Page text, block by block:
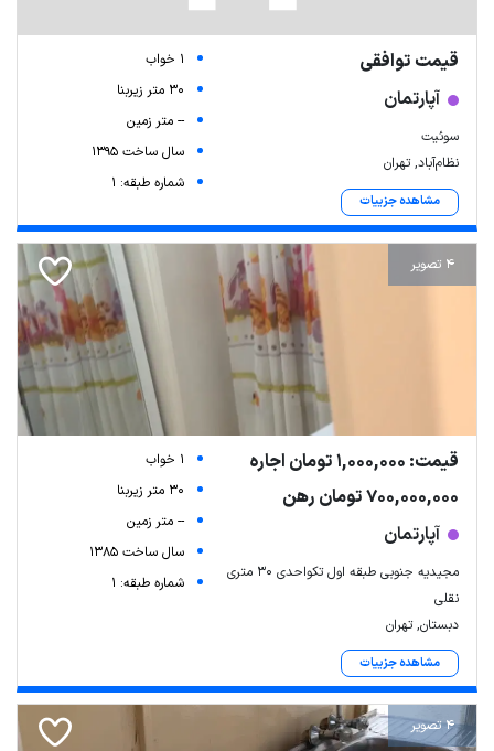
قیمت توافقی
آپارتمان
سوئیت
نظام‌آباد, تهران
مشاهده جزییات
1 خواب
30 متر زیربنا
-- متر زمین
سال ساخت 1395
شماره طبقه: 1
4 تصویر
قیمت: 1,000,000 تومان اجاره
700,000,000 تومان رهن
آپارتمان
مجیدیه جنوبی طبقه اول تکواحدی ۳۰ متری
نقلی
دبستان, تهران
مشاهده جزییات
1 خواب
30 متر زیربنا
-- متر زمین
سال ساخت 1385
شماره طبقه: 1
4 تصویر